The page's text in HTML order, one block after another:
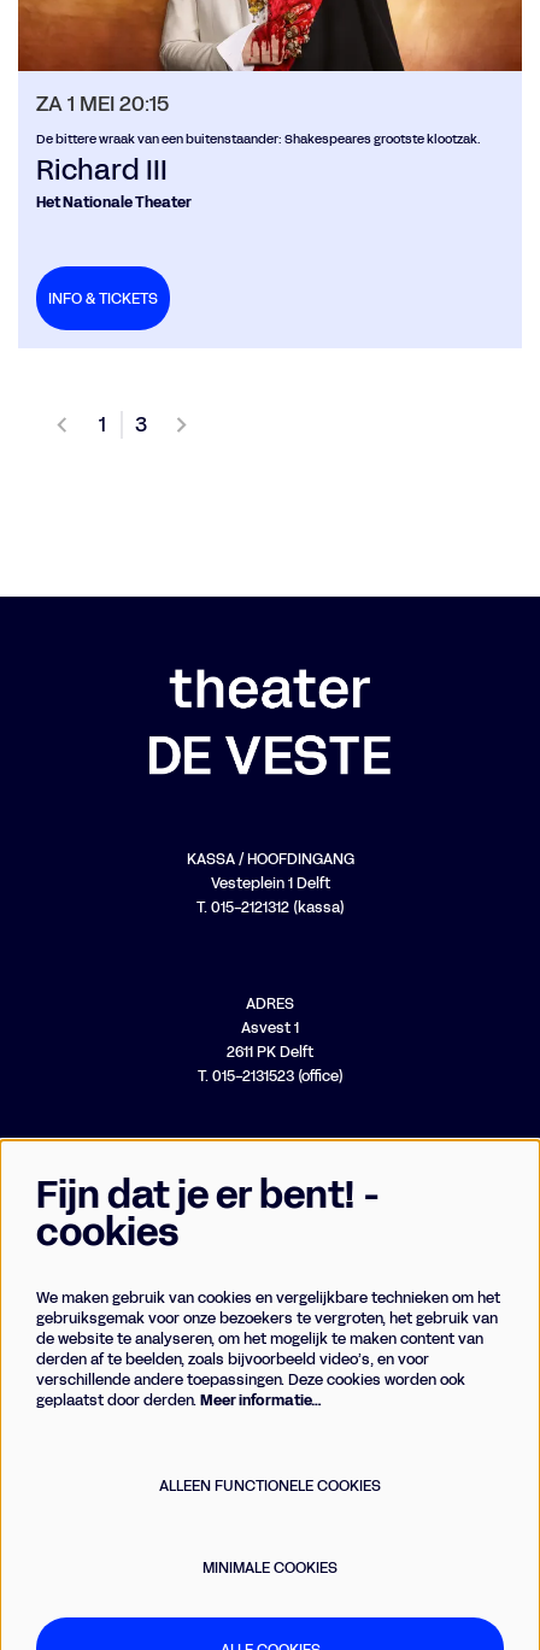
Richard III
Het Nationale Theater
De bittere wraak van een buitenstaander: Shakespeares grootste klootzak.
ZA 1 MEI20:15
INFO & TICKETS
1 3
KASSA / HOOFDINGANG
Vesteplein 1 Delft
T. 015-2121312 (kassa)
ADRES
Asvest 1
2611 PK Delft
T. 015-2131523 (office)
Businessclub
Vrienden
Techniek
Deze site wordt beschermd door reCAPTCHA, dataverwerking gebeurt in overeenstemming met de Cloud Data
Fijn dat je er bent! -
cookies
We maken gebruik van cookies en vergelijkbare technieken om het
gebruiksgemak voor onze bezoekers te vergroten, het gebruik van
de website te analyseren, om het mogelijk te maken content van
derden af te beelden, zoals bijvoorbeeld video’s, en voor
verschillende andere toepassingen. Deze cookies worden ook
geplaatst door derden.Meer informatie…
ALLEEN FUNCTIONELE COOKIES
MINIMALE COOKIES